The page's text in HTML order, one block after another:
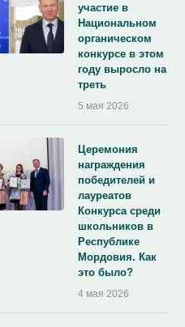
участие в
Национальном
органическом
конкурсе в этом
году выросло на
треть
5 мая 2026
Церемония
награждения
победителей и
лауреатов
Конкурса среди
школьников в
Республике
Мордовия. Как
это было?
4 мая 2026